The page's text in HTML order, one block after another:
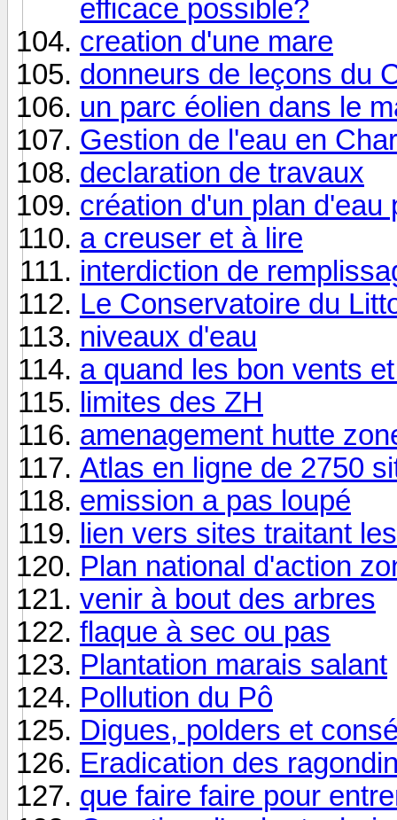
efficace possible?
creation d'une mare
donneurs de leçons du
un parc éolien dans le
Gestion de l'eau en
declaration de travaux
création d'un plan d'eau
a creuser et à lire
interdiction de
Le Conservatoire du
niveaux d'eau
a quand les bon vents
limites des ZH
amenagement hutte
Atlas en ligne de 2750
emission a pas loupé
lien vers sites traitant
Plan national d'action
venir à bout des arbres
flaque à sec ou pas
Plantation marais salant
Pollution du Pô
Digues, polders et
Eradication des
que faire faire pour